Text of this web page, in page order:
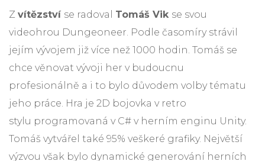
Z vítězství se radoval Tomáš Vik se svou
videohrou Dungeoneer. Podle časomíry strávil
jejím vývojem již více než 1000 hodin. Tomáš se
chce věnovat vývoji her v budoucnu
profesionálně a i to bylo důvodem volby tématu
jeho práce. Hra je 2D bojovka v retro
stylu programovaná v C# v herním enginu Unity.
Tomáš vytvářel také 95% veškeré grafiky. Největší
výzvou však bylo dynamické generování herních